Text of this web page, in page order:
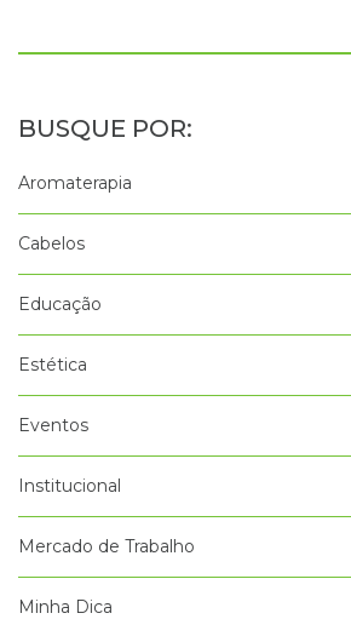
Aromaterapia
Cabelos
Educação
Estética
Eventos
Institucional
Mercado de Trabalho
Minha Dica